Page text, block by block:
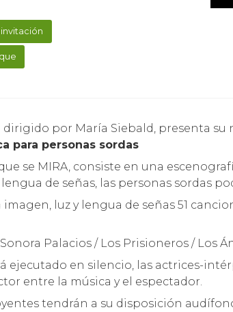
dirigido por María Siebald, presenta su
para personas sordas
se MIRA, consiste en una
de señas, las personas sordas
imagen, luz y lengua de señas 51
Palacios / Los Prisioneros / Los
ejecutado en silencio, las actrices-
entre la música y el espectador.
tendrán a su disposición